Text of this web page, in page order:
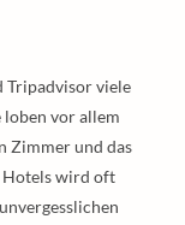
Tripadvisor viele
loben vor allem
Zimmer und das
Hotels wird oft